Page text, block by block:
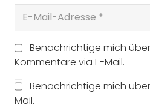
Benachrichtige mich
Kommentare via E-Mail.
Benachrichtige mich
Mail.